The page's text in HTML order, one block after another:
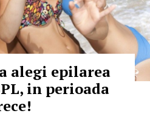
alegi epilarea
in perioada